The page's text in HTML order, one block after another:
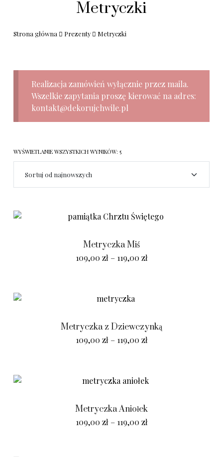
Metryczki
Strona główna Prezenty Metryczki
Realizacja zamówień wyłącznie przez maila.
Wszelkie zapytania proszę kierować na adres:
kontakt@dekorujchwile.pl
WYŚWIETLANIE WSZYSTKICH WYNIKÓW: 5
Metryczka Miś
109,00 zł – 119,00 zł
Metryczka z Dziewczynką
109,00 zł – 119,00 zł
Metryczka Aniołek
109,00 zł – 119,00 zł